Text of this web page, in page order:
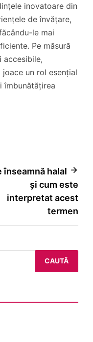
inovatoare din
de învățare,
le mai
Pe măsură
accesibile,
un rol esențial
îmbunătățirea
înseamnă halal
și cum este
interpretat acest
termen